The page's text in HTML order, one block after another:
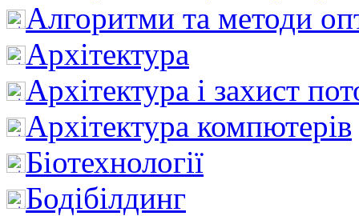
Алгоритми та методи
Архітектура
Архітектура і захист
Архітектура компютерів
Біотехнології
Бодібілдинг